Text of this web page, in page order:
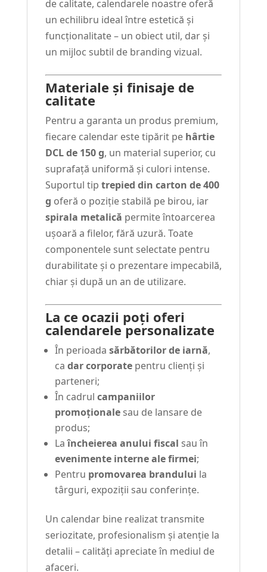
de calitate, calendarele noastre oferă
un echilibru ideal între estetică și
funcționalitate – un obiect util, dar și
un mijloc subtil de branding vizual.
Materiale și finisaje de
calitate
Pentru a garanta un produs premium,
fiecare calendar este tipărit pe hârtie
DCL de 150 g, un material superior, cu
suprafață uniformă și culori intense.
Suportul tip trepied din carton de 400
g oferă o poziție stabilă pe birou, iar
spirala metalică permite întoarcerea
ușoară a filelor, fără uzură. Toate
componentele sunt selectate pentru
durabilitate și o prezentare impecabilă,
chiar și după un an de utilizare.
La ce ocazii poți oferi
calendarele personalizate
În perioada sărbătorilor de iarnă,
ca dar corporatepentru clienți și
parteneri;
În cadrul campaniilor
promoționalesau de lansare de
produs;
Laîncheierea anului fiscal sau în
evenimente interne ale firmei;
Pentru promovarea brandului la
târguri, expoziții sau conferințe.
Un calendar bine realizat transmite
seriozitate, profesionalism și atenție la
detalii – calități apreciate în mediul de
afaceri.